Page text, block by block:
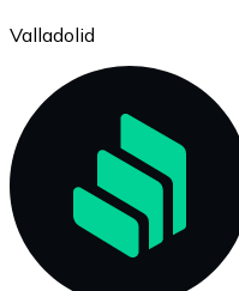
Ethereum
ETH
Valladolid